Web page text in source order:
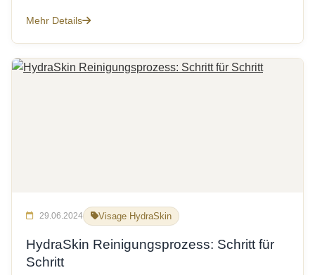
Mehr Details
29.06.2024 Visage HydraSkin
HydraSkin Reinigungsprozess: Schritt für
Schritt